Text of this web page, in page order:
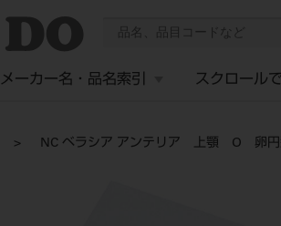
メーカー名・品名索引 スクロール
NC ベラシア アンテリア 上顎 O 卵円